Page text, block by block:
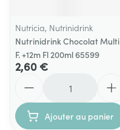
Nutricia, Nutrinidrink
Nutrinidrink Chocolat Multi
F. +12m Fl 200ml 65599
2,60 €
Ajouter au panier